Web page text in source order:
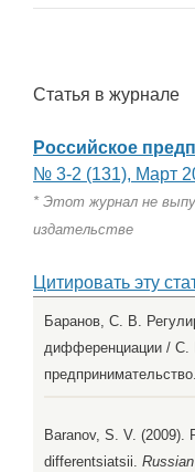
Статья в журнале
Российское
№ 3-2 (131), Март
* Этот журнал не
издательстве
Цитировать эту
Баранов, С. В.
дифференциации / С.
Baranov, S. V. (2009).
differentsiatsii.